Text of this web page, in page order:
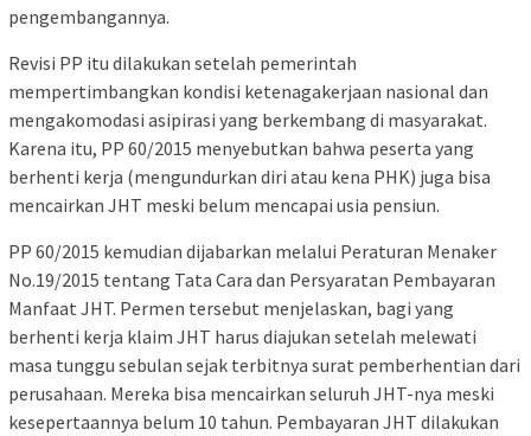
pengembangannya.
Revisi PP itu dilakukan setelah pemerintah
mempertimbangkan kondisi ketenagakerjaan nasional dan
mengakomodasi asipirasi yang berkembang di masyarakat.
Karena itu, PP 60/2015 menyebutkan bahwa peserta yang
berhenti kerja (mengundurkan diri atau kena PHK) juga bisa
mencairkan JHT meski belum mencapai usia pensiun.
PP 60/2015 kemudian dijabarkan melalui Peraturan Menaker
No.19/2015 tentang Tata Cara dan Persyaratan Pembayaran
Manfaat JHT. Permen tersebut menjelaskan, bagi yang
berhenti kerja klaim JHT harus diajukan setelah melewati
masa tunggu sebulan sejak terbitnya surat pemberhentian dari
perusahaan. Mereka bisa mencairkan seluruh JHT-nya meski
kesepertaannya belum 10 tahun. Pembayaran JHT dilakukan